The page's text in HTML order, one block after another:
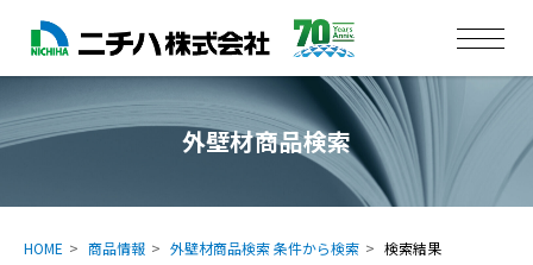
外壁材商品検索
HOME 商品情報 外壁材商品検索 条件から検索 検索結果